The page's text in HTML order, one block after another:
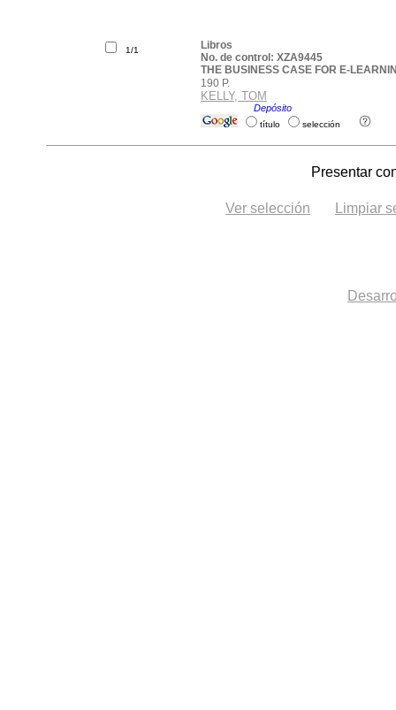
1/1
Libros
No. de control: XZA9445
THE BUSINESS CASE FOR E-
190 P.
KELLY, TOM
Depósito
título selección
Presentar
Ver selección Limpiar